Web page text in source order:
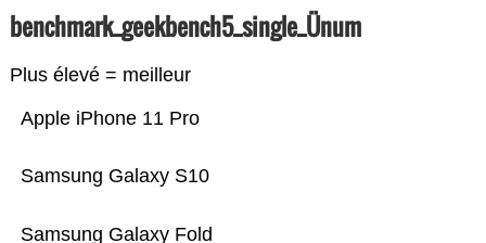
benchmark_geekbench5_single_Ünum
Plus élevé = meilleur
Samsung Galaxy Fold
Samsung Galaxy S10
Apple iPhone 11 Pro